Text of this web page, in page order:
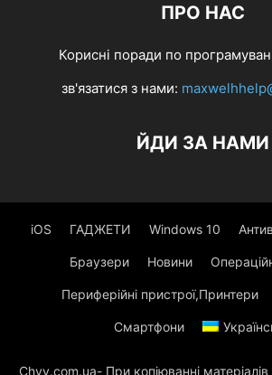
ПРО НАС
Корисні поради по
зв'язатися з нами:
ЙДИ ЗА НАМИ
iOS ГАДЖЕТИ Windows 10
Браузери Новини
Периферійні пристрої,Принтери
Смартфони
Chvv.com.ua- При копіюванні